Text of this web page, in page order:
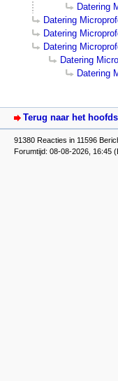
Datering
Datering
Datering
Datering
Datering
Datering
Terug naar het
91380 Reacties in 11596
Forumtijd: 08-08-2026, 16:45